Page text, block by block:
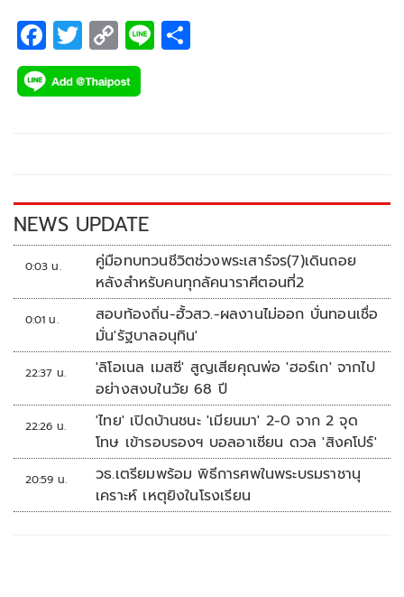
F
ac
e
k
T
wi
tt
C
o
p
k
Li
NEWS UPDATE
0:03 น.
คู่มือทบทวนชีวิตช่วงพระเสาร์จร(7)เดินถอย
หลังสำหรับคนทุกลัคนาราศีตอนที่2
0:01 น.
สอบท้องถิ่น-ฮั้วสว.-ผลงานไม่ออก บั่นทอนเชื่อ
มั่น'รัฐบาลอนุทิน'
22:37 น.
'ลิโอเนล เมสซี' สูญเสียคุณพ่อ 'ฮอร์เก' จากไป
อย่างสงบในวัย 68 ปี
22:26 น.
'ไทย' เปิดบ้านชนะ 'เมียนมา' 2-0 จาก 2 จุด
โทษ เข้ารอบรองฯ บอลอาเซียน ดวล 'สิงคโปร์'
20:59 น.
วธ.เตรียมพร้อม พิธีการศพในพระบรมราชานุ
เคราะห์ เหตุยิงในโรงเรียน